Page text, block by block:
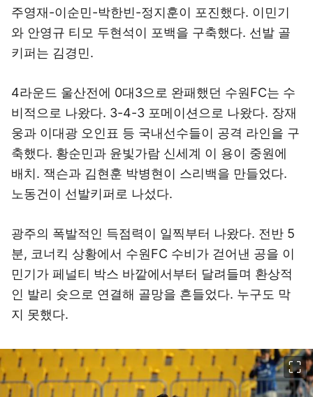
주영재-이순민-박한빈-정지훈이 포진했다. 이민기
와 안영규 티모 두현석이 포백을 구축했다. 선발 골
키퍼는 김경민.
4라운드 울산전에 0대3으로 완패했던 수원FC는 수
비적으로 나왔다. 3-4-3 포메이션으로 나왔다. 장재
웅과 이대광 오인표 등 국내선수들이 공격 라인을 구
축했다. 황순민과 윤빛가람 신세계 이 용이 중원에
배치. 잭슨과 김현훈 박병현이 스리백을 만들었다.
노동건이 선발키퍼로 나섰다.
광주의 폭발적인 득점력이 일찍부터 나왔다. 전반 5
분, 코너킥 상황에서 수원FC 수비가 걷어낸 공을 이
민기가 페널티 박스 바깥에서부터 달려들며 환상적
인 발리 슛으로 연결해 골망을 흔들었다. 누구도 막
지 못했다.